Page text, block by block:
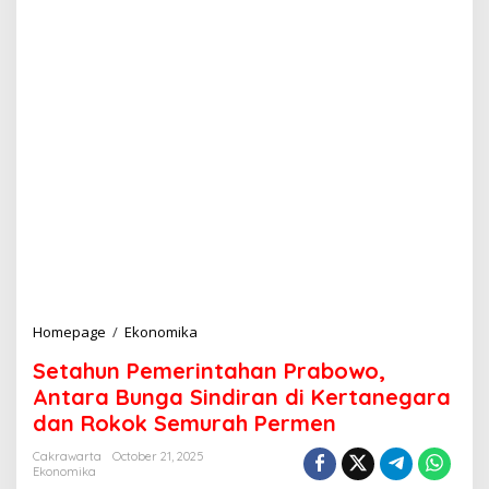
Homepage / Ekonomika
t
a
h
u
n
Setahun Pemerintahan Prabowo,
Antara Bunga Sindiran di Kertanegara
dan Rokok Semurah Permen
Cakrawarta
October 21, 2025
Ekonomika